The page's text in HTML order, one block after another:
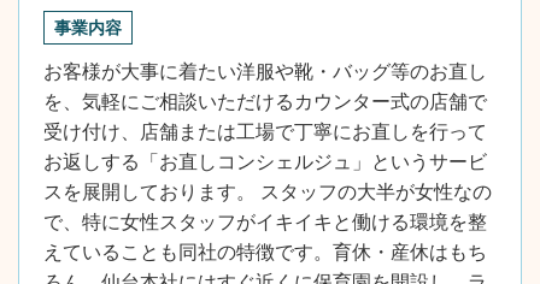
事業内容
お客様が大事に着たい洋服や靴・バッグ等のお直し
を、気軽にご相談いただけるカウンター式の店舗で
受け付け、店舗または工場で丁寧にお直しを行って
お返しする「お直しコンシェルジュ」というサービ
スを展開しております。 スタッフの大半が女性なの
で、特に女性スタッフがイキイキと働ける環境を整
えていることも同社の特徴です。育休・産休はもち